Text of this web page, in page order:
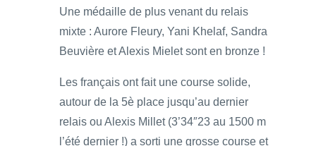
Une médaille de plus venant du relais
mixte : Aurore Fleury, Yani Khelaf, Sandra
Beuvière et Alexis Mielet sont en bronze !
Les français ont fait une course solide,
autour de la 5è place jusqu’au dernier
relais ou Alexis Millet (3’34″23 au 1500 m
l’été dernier !) a sorti une grosse course et